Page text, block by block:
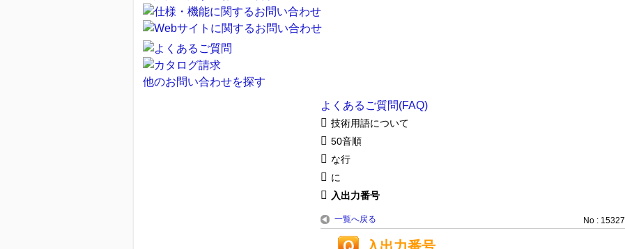
他のお問い合わせを探す
よくあるご質問(FAQ)
技術用語について
50音順
な行
に
入出力番号
一覧へ戻る No : 15327